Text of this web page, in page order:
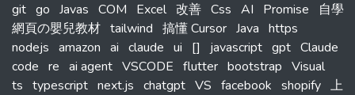
git go Javas COM Excel 改善 Css AI Promise
自學
網頁の嬰兒教材 tailwind 搞懂 Cursor Java https
nodejs amazon ai claude ui [] javascript gpt Claude
code re ai agent VSCODE flutter bootstrap Visual
ts typescript next.js chatgpt VS facebook shopify 上